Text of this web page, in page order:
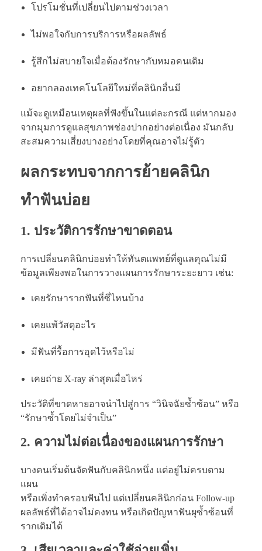
โปรโมชั่นที่เปลี่ยนไปตามช่วงเวลา
ไม่พอใจกับการบริการหรือผลลัพธ์
รู้สึกไม่สบายใจเมื่อต้องรักษากับหมอคนเดิม
อยากลองเทคโนโลยีใหม่ที่คลินิกอื่นมี
แม้จะดูเหมือนเหตุผลที่ฟังขึ้นในแต่ละกรณี แต่หากมอง
จากมุมการดูแลสุขภาพช่องปากอย่างต่อเนื่อง มันกลับ
สะสมความเสี่ยงบางอย่างโดยที่คุณอาจไม่รู้ตัว
ผลกระทบจากการย้ายคลินิก
ทำฟันบ่อย
1. ประวัติการรักษาขาดตอน
การเปลี่ยนคลินิกบ่อยทำให้ทันตแพทย์ที่ดูแลคุณไม่มี
ข้อมูลเพียงพอในการวางแผนการรักษาระยะยาว เช่น:
เคยรักษารากฟันที่ซี่ไหนบ้าง
เคยแพ้วัสดุอะไร
มีฟันที่รื้อการอุดไว้หรือไม่
เคยถ่าย X-ray ล่าสุดเมื่อไหร่
ประวัติที่ขาดหายอาจนำไปสู่การ “วินิจฉัยซ้ำซ้อน” หรือ
“รักษาซ้ำโดยไม่จำเป็น”
2. ความไม่ต่อเนื่องของแผนการรักษา
บางคนเริ่มต้นจัดฟันกับคลินิกหนึ่ง แต่อยู่ไม่ครบตาม
แผน
หรือเพิ่งทำครอบฟันไป แต่เปลี่ยนคลินิกก่อน Follow-up
ผลลัพธ์ที่ได้อาจไม่คงทน หรือเกิดปัญหาฟันผุซ้ำซ้อนที่
รากเดิมได้